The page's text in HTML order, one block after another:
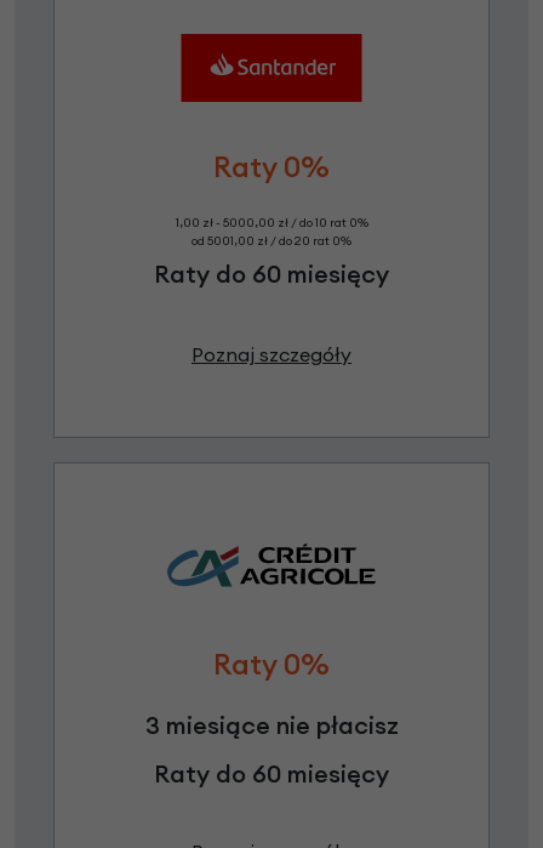
Raty 0%
1,00 zł - 5000,00 zł / do 10 rat 0%
od 5001,00 zł / do 20 rat 0%
Raty do 60 miesięcy
Poznaj szczegóły
Raty 0%
3 miesiące nie płacisz
Raty do 60 miesięcy